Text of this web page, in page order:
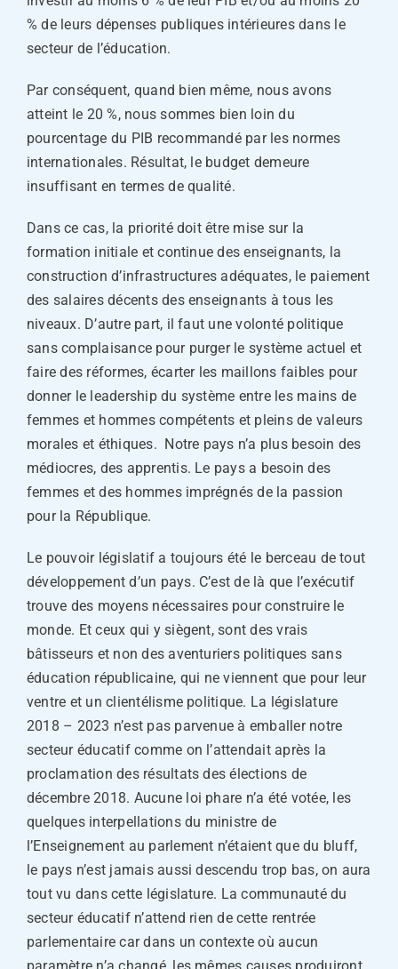
% de leurs dépenses publiques intérieures dans le
secteur de l’éducation.
Par conséquent, quand bien même, nous avons
atteint le 20 %, nous sommes bien loin du
pourcentage du PIB recommandé par les normes
internationales. Résultat, le budget demeure
insuffisant en termes de qualité.
Dans ce cas, la priorité doit être mise sur la
formation initiale et continue des enseignants, la
construction d’infrastructures adéquates, le paiement
des salaires décents des enseignants à tous les
niveaux. D’autre part, il faut une volonté politique
sans complaisance pour purger le système actuel et
faire des réformes, écarter les maillons faibles pour
donner le leadership du système entre les mains de
femmes et hommes compétents et pleins de valeurs
morales et éthiques. Notre pays n’a plus besoin des
médiocres, des apprentis. Le pays a besoin des
femmes et des hommes imprégnés de la passion
pour la République.
Le pouvoir législatif a toujours été le berceau de tout
développement d’un pays. C’est de là que l’exécutif
trouve des moyens nécessaires pour construire le
monde. Et ceux qui y siègent, sont des vrais
bâtisseurs et non des aventuriers politiques sans
éducation républicaine, qui ne viennent que pour leur
ventre et un clientélisme politique. La législature
2018 – 2023 n’est pas parvenue à emballer notre
secteur éducatif comme on l’attendait après la
proclamation des résultats des élections de
décembre 2018. Aucune loi phare n’a été votée, les
quelques interpellations du ministre de
l’Enseignement au parlement n’étaient que du bluff,
le pays n’est jamais aussi descendu trop bas, on aura
tout vu dans cette législature. La communauté du
secteur éducatif n’attend rien de cette rentrée
parlementaire car dans un contexte où aucun